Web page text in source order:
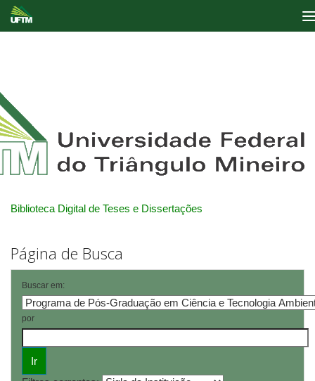
Biblioteca Digital de Teses e Dissertações
Página de Busca
Buscar em:
por